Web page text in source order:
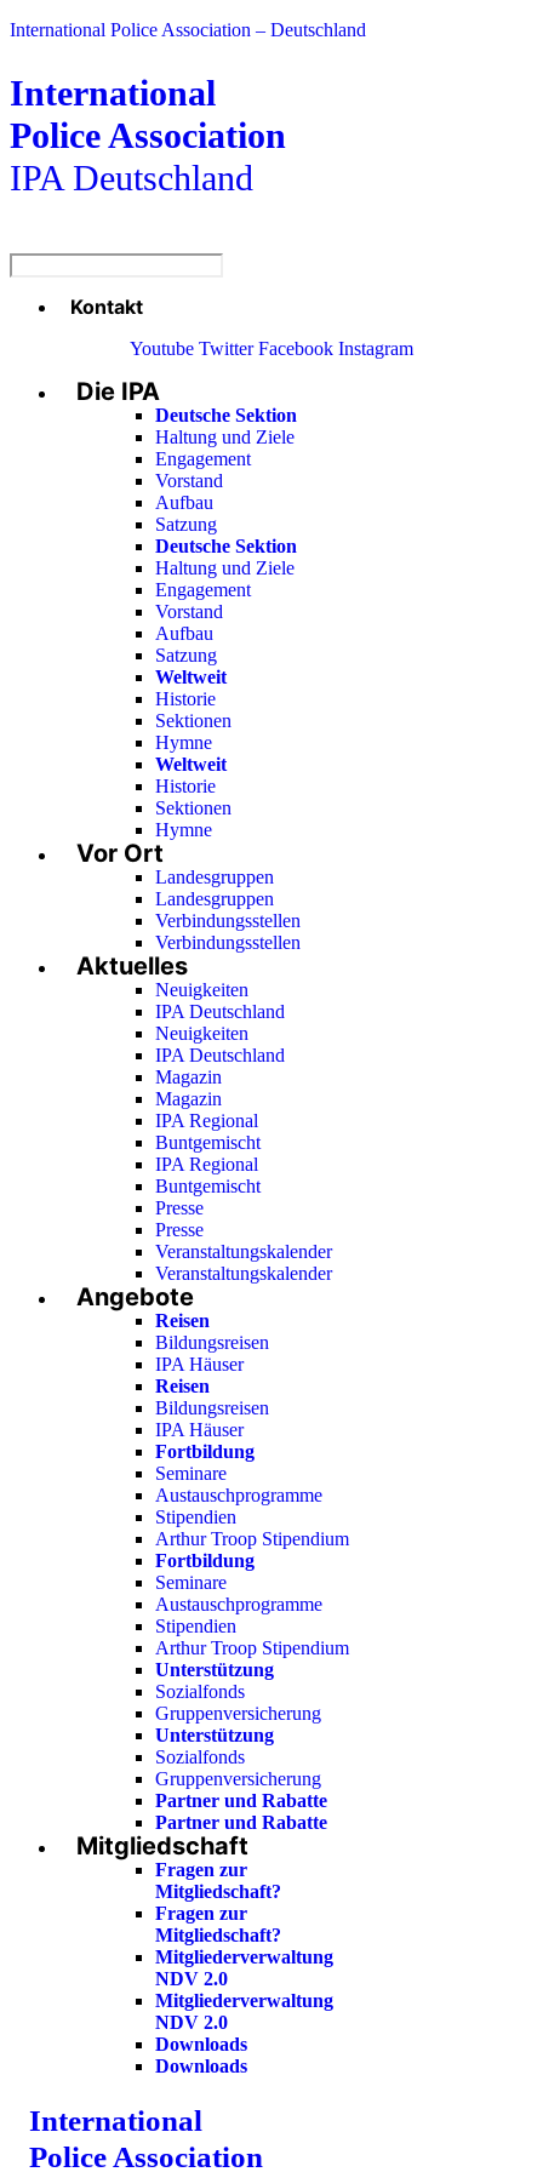
International Police Association – Deutschland
International
Police Association
IPA Deutschland
Menü Kontakt
Youtube Twitter Facebook Instagram
Menu
Die IPA
Deutsche Sektion
Haltung und Ziele
Engagement
Vorstand
Aufbau
Satzung
Deutsche Sektion
Haltung und Ziele
Engagement
Vorstand
Aufbau
Satzung
Weltweit
Historie
Sektionen
Hymne
Weltweit
Historie
Sektionen
Hymne
Vor Ort
Landesgruppen
Landesgruppen
Verbindungsstellen
Verbindungsstellen
Aktuelles
Neuigkeiten
IPA Deutschland
Neuigkeiten
IPA Deutschland
Magazin
Magazin
IPA Regional
Buntgemischt
IPA Regional
Buntgemischt
Presse
Presse
Veranstaltungskalender
Veranstaltungskalender
Angebote
Reisen
Bildungsreisen
IPA Häuser
Reisen
Bildungsreisen
IPA Häuser
Fortbildung
Seminare
Austauschprogramme
Stipendien
Arthur Troop Stipendium
Fortbildung
Seminare
Austauschprogramme
Stipendien
Arthur Troop Stipendium
Unterstützung
Sozialfonds
Gruppenversicherung
Unterstützung
Sozialfonds
Gruppenversicherung
Partner und Rabatte
Partner und Rabatte
Mitgliedschaft
Fragen zur
Mitgliedschaft?
Fragen zur
Mitgliedschaft?
Mitgliederverwaltung
NDV 2.0
Mitgliederverwaltung
NDV 2.0
Downloads
Downloads
International
Police Association